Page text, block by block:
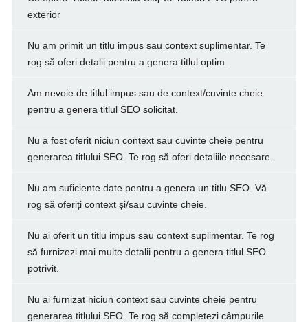
exterior
Nu am primit un titlu impus sau context suplimentar. Te
rog să oferi detalii pentru a genera titlul optim.
Am nevoie de titlul impus sau de context/cuvinte cheie
pentru a genera titlul SEO solicitat.
Nu a fost oferit niciun context sau cuvinte cheie pentru
generarea titlului SEO. Te rog să oferi detaliile necesare.
Nu am suficiente date pentru a genera un titlu SEO. Vă
rog să oferiți context și/sau cuvinte cheie.
Nu ai oferit un titlu impus sau context suplimentar. Te rog
să furnizezi mai multe detalii pentru a genera titlul SEO
potrivit.
Nu ai furnizat niciun context sau cuvinte cheie pentru
generarea titlului SEO. Te rog să completezi câmpurile